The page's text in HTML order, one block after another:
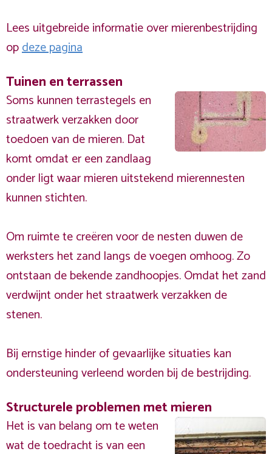
Lees uitgebreide informatie over mierenbestrijding
opdeze pagina
Tuinen en terrassen
Soms kunnen terrastegels en
straatwerk verzakken door
toedoen van de mieren. Dat
komt omdat er een zandlaag
onder ligt waar mieren uitstekend mierennesten
kunnen stichten.
Om ruimte te creëren voor de nesten duwen de
werksters het zand langs de voegen omhoog. Zo
ontstaan de bekende zandhoopjes. Omdat het zand
verdwijnt onder het straatwerk verzakken de
stenen.
Bij ernstige hinder of gevaarlijke situaties kan
ondersteuning verleend worden bij de bestrijding.
Structurele problemen met mieren
Het is van belang om te weten
wat de toedracht is van een